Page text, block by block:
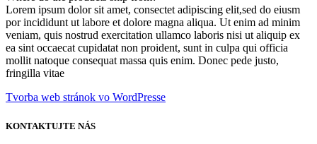
Lorem ipsum dolor sit amet, consectet adipiscing elit,sed do eiusm
por incididunt ut labore et dolore magna aliqua. Ut enim ad minim
veniam, quis nostrud exercitation ullamco laboris nisi ut aliquip ex
ea sint occaecat cupidatat non proident, sunt in culpa qui officia
mollit natoque consequat massa quis enim. Donec pede justo,
fringilla vitae
Tvorba web stránok vo WordPresse
KONTAKTUJTE NÁS